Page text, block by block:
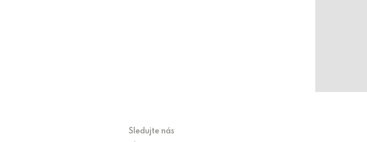
Sledujte nás